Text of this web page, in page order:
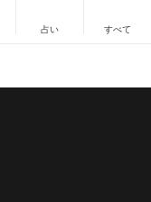
占い すべて